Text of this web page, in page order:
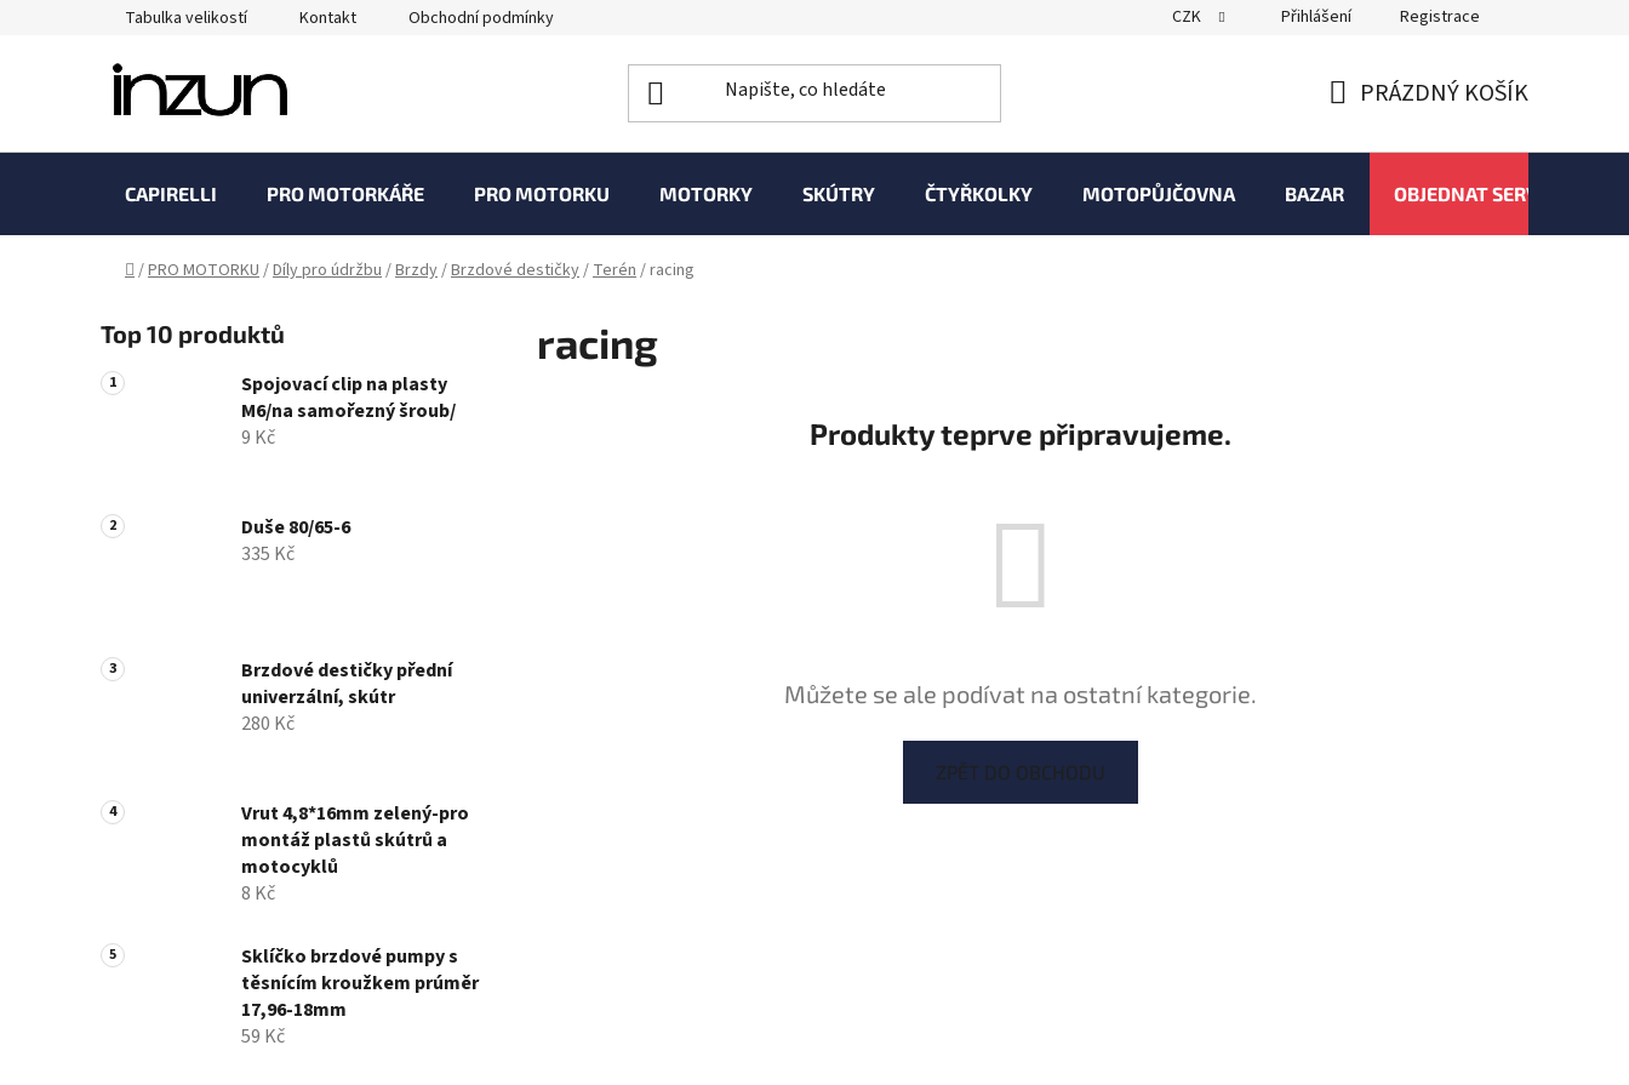
Tabulka velikostí Kontakt Obchodní podmínky CZK Přihlášení Registrace
KOŠÍK
PRÁZDNÝ KOŠÍK
CAPIRELLI PRO MOTORKÁŘE PRO MOTORKU MOTORKY SKÚTRY ČTYŘKOLKY MOTOPŮJČOVNA BAZAR OBJEDNAT SERVIS
Domů
/PRO MOTORKU/Díly pro údržbu/Brzdy/Brzdové destičky/Terén/racing
o
s
t
n
n
e
Top 10 produktů
Spojovací clip na plasty
M6/na samořezný šroub/
9 Kč
Duše 80/65-6
335 Kč
Brzdové destičky přední
univerzální, skútr
280 Kč
Vrut 4,8*16mm zelený-pro
montáž plastů skútrů a
motocyklů
8 Kč
Sklíčko brzdové pumpy s
těsnícím kroužkem prúměr
17,96-18mm
59 Kč
racing
Produkty teprve připravujeme.
Můžete se ale podívat na ostatní kategorie.
ZPĚT DO OBCHODU